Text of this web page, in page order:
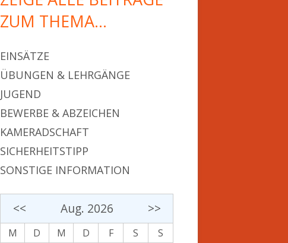
ZUM THEMA…
EINSÄTZE
ÜBUNGEN & LEHRGÄNGE
JUGEND
BEWERBE & ABZEICHEN
KAMERADSCHAFT
SICHERHEITSTIPP
SONSTIGE INFORMATION
<< Aug. 2026 >>
M D M D F S
S